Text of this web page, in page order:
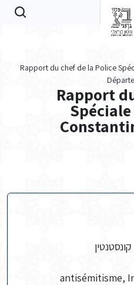
Rapport du chef de la Police
Rapport
antisémitisme,